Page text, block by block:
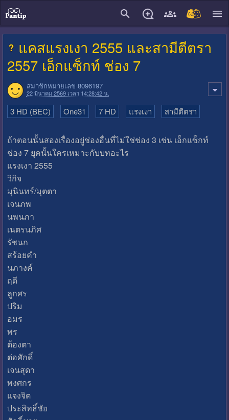
แคสแรงเงา 2555 และสามีตีตรา
2557 เอ็กแซ็กท์ ช่อง 7
สมาชิกหมายเลข 8096197
22 มีนาคม 2569 เวลา 14:28:42 น.
3 HD (BEC) One31 7 HD แรงเงา สามีตีตรา
ถ้าตอนนั้นสองเรื่องอยู่ช่องอื่นที่ไม่ใช่ช่อง 3 เช่น เอ็กแซ็กท์
ช่อง 7 ยุคนั้นใครเหมาะกับบทอะไร
แรงเงา 2555
วิกิจ
มุนินทร์/มุตตา
เจนภพ
นพนภา
เนตรนภิศ
รัชนก
สร้อยคำ
นภางค์
ฤดี
ลูกศร
ปริม
อมร
พร
ต้องตา
ต่อศักดิ์
เจนสุดา
พงศกร
แจงจิต
ประสิทธิ์ชัย
close